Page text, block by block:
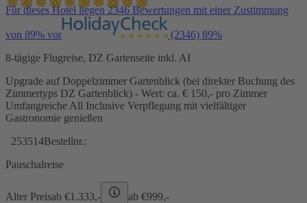
Für dieses Hotel liegen 2346 Bewertungen mit einer Zustimmung
von 89% vor (2346) 89%
8-tägige Flugreise, DZ Gartenseite inkl. AI
Upgrade auf Doppelzimmer Gartenblick (bei direkter Buchung des
Zimmertyps DZ Gartenblick) - Wert: ca. € 150,- pro Zimmer
Umfangreiche All Inclusive Verpflegung mit vielfältiger
Gastronomie genießen
253514Bestellnr.:
Pauschalreise
Alter Preisab €1.333,- ab €999,-